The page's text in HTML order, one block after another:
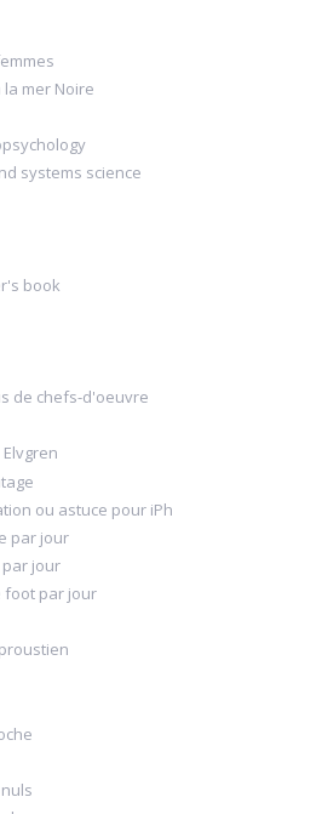
mer Noire
systems science
book
de chefs-d'oeuvre
ou astuce pour iPh
par jour
jour
foot par jour